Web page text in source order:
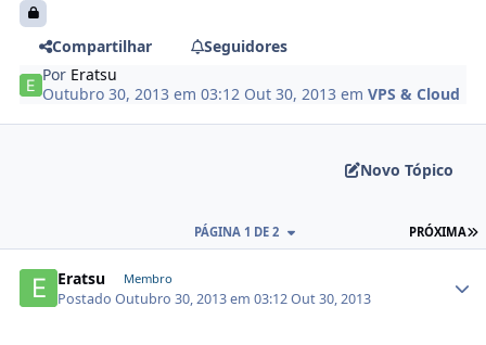
Compartilhar
Seguidores
Por Eratsu
Outubro 30, 2013 em 03:12 Out 30, 2013 emVPS & Cloud
Novo Tópico
PRÓXIMA
PÁGINA 1 DE 2
Eratsu Membro
PostadoOutubro 30, 2013 em 03:12Out 30, 2013